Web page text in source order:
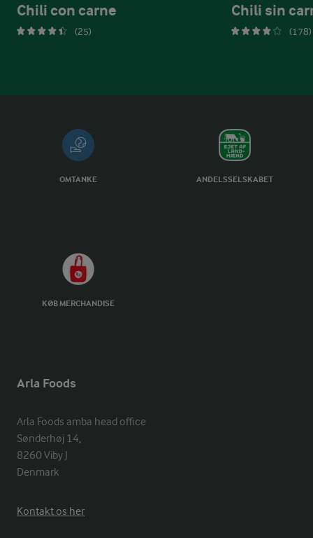
Chili con carne
(25)
Chili sin
(178)
OMTANKE ANDELSSELSKABET
KØB MERCHANDISE
Arla Foods
Arla Foods amba head office
Sønderhøj 14,
8260 Viby J
Denmark
Kontakt os her